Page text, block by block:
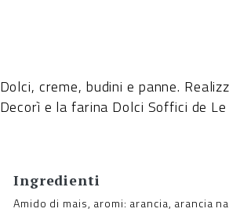
Dolci, creme, budini e panne.
Decorì e la farina Dolci Soffici de
Ingredienti
Amido di mais, aromi: arancia, arancia